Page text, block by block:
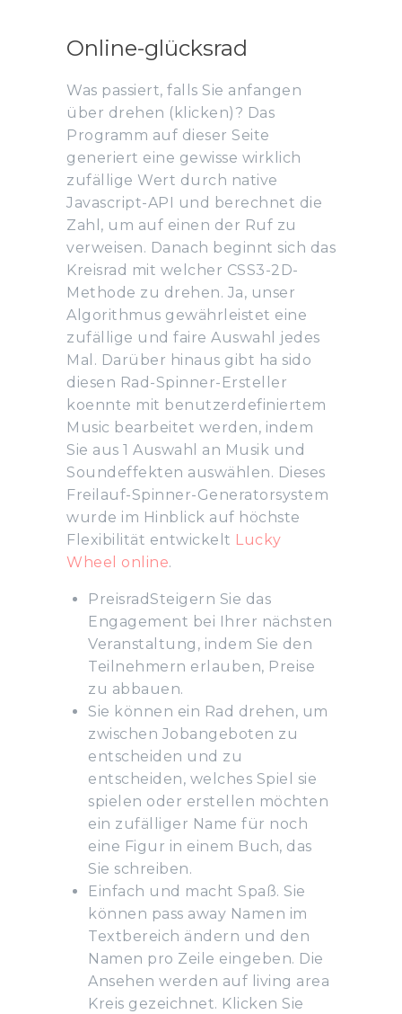
Online-glücksrad
Was passiert, falls Sie anfangen
über drehen (klicken)? Das
Programm auf dieser Seite
generiert eine gewisse wirklich
zufällige Wert durch native
Javascript-API und berechnet die
Zahl, um auf einen der Ruf zu
verweisen. Danach beginnt sich das
Kreisrad mit welcher CSS3-2D-
Methode zu drehen. Ja, unser
Algorithmus gewährleistet eine
zufällige und faire Auswahl jedes
Mal. Darüber hinaus gibt ha sido
diesen Rad-Spinner-Ersteller
koennte mit benutzerdefiniertem
Music bearbeitet werden, indem
Sie aus 1 Auswahl an Musik und
Soundeffekten auswählen. Dieses
Freilauf-Spinner-Generatorsystem
wurde im Hinblick auf höchste
Flexibilität entwickelt Lucky
Wheel online.
PreisradSteigern Sie das
Engagement bei Ihrer nächsten
Veranstaltung, indem Sie den
Teilnehmern erlauben, Preise
zu abbauen.
Sie können ein Rad drehen, um
zwischen Jobangeboten zu
entscheiden und zu
entscheiden, welches Spiel sie
spielen oder erstellen möchten
ein zufälliger Name für noch
eine Figur in einem Buch, das
Sie schreiben.
Einfach und macht Spaß. Sie
können pass away Namen im
Textbereich ändern und den
Namen pro Zeile eingeben. Die
Ansehen werden auf living area
Kreis gezeichnet. Klicken Sie